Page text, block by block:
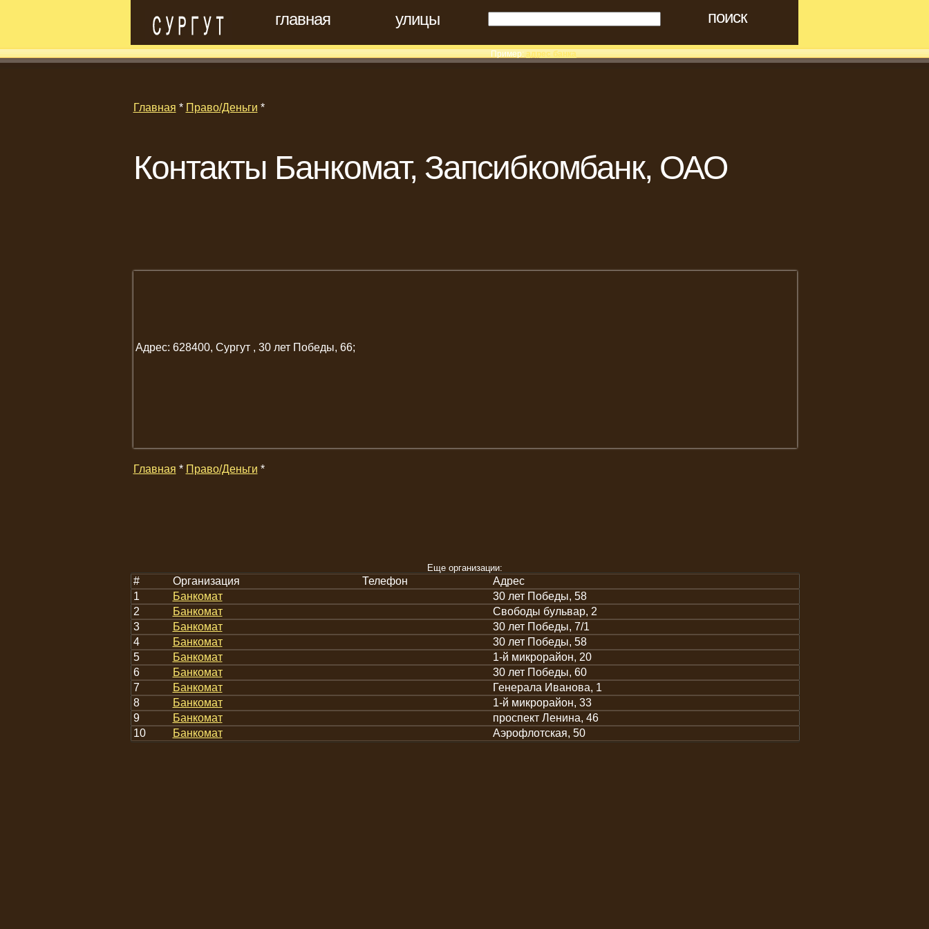
главная улицы
Пример:адрес банка
Главная * Право/Деньги *
Контакты Банкомат, Запсибкомбанк, ОАО
Адрес: 628400, Сургут , 30 лет Победы, 66;
Главная * Право/Деньги *
Еще организации:
# Организация Телефон
Адрес
1
Банкомат
30 лет Победы, 58
2
Банкомат
Свободы бульвар, 2
3
Банкомат
30 лет Победы, 7/1
4
Банкомат
30 лет Победы, 58
5
Банкомат
1-й микрорайон, 20
6
Банкомат
30 лет Победы, 60
7
Банкомат
Генерала Иванова, 1
8
Банкомат
1-й микрорайон, 33
9
Банкомат
проспект Ленина, 46
10
Банкомат Аэрофлотская, 50